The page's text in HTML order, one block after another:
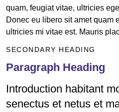
quam, feugiat vitae, ultricies
Donec eu libero sit amet quam
ultricies mi vitae est. Mauris
SECONDARY HEADING
Paragraph Heading
Introduction habitant
senectus et netus et